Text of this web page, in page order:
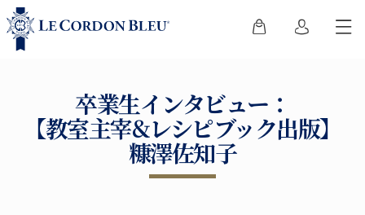
卒業生インタビュー：
【教室主宰&レシピブック出版】
糠澤佐知子